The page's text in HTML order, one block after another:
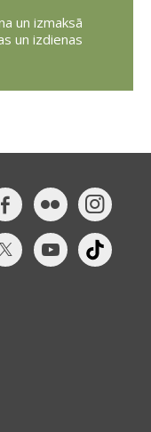
un izmaksā
un izdienas